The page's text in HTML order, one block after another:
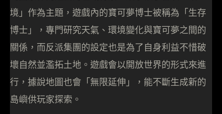
境」作為主題，遊戲內的寶可夢博士被稱為「生存
博士」，專門研究天氣、環境變化與寶可夢之間的
關係，而反派集團的設定也是為了自身利益不惜破
壞自然並濫拓土地。遊戲會以開放世界的形式來進
行，據說地圖也會「無限延伸」，能不斷生成新的
島嶼供玩家探索。